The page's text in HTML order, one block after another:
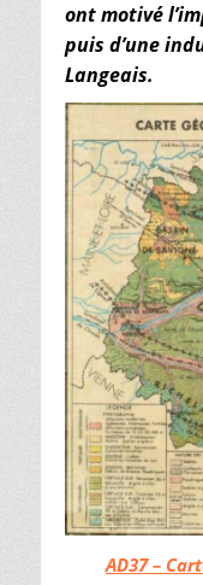
ont motivé
puis d’une
Langeais.
AD37 –